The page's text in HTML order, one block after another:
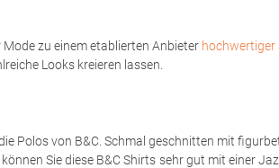
zu einem etablierten Anbieter hochwertiger
Looks kreieren lassen.
Polos von B&C. Schmal geschnitten mit
Sie diese B&C Shirts sehr gut mit einer